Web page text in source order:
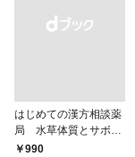
はじめての漢方相談薬
局 水草体質とサボテ
ン体質
￥990